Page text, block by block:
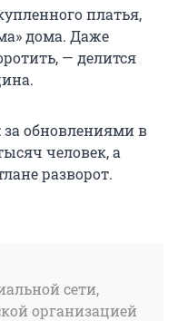
платья,
дома. Даже
— делится
за обновлениями в
человек, а
разворот.
сети,
организацией